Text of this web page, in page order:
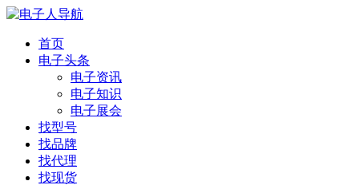
首页
电子头条
电子资讯
电子知识
电子展会
找型号
找品牌
找代理
找现货